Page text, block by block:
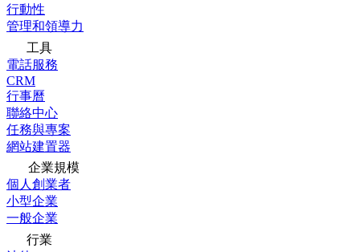
行動性
管理和領導力
工具
電話服務
CRM
行事曆
聯絡中心
任務與專案
網站建置器
企業規模
個人創業者
小型企業
一般企業
行業